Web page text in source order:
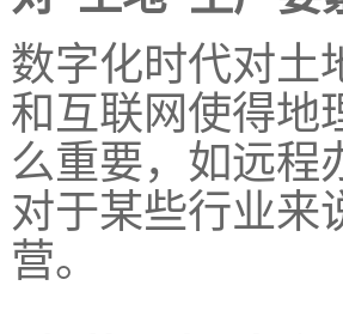
数字化时代对土
和互联网使得地
么重要，如远程
对于某些行业来
营。